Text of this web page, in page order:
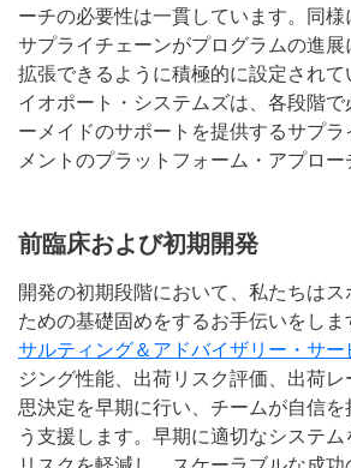
ーチの必要性は一貫しています。同
サプライチェーンがプログラムの進展
拡張できるように積極的に設定され
イオポート・システムズは、各段階
ーメイドのサポートを提供するサプ
メントのプラットフォーム・アプロー
前臨床および初期開発
開発の初期段階において、私たちは
ための基礎固めをするお手伝いをし
サルティング＆アドバイザリー・サー
ジング性能、出荷リスク評価、出荷
思決定を早期に行い、チームが自信を
う支援します。早期に適切なシステム